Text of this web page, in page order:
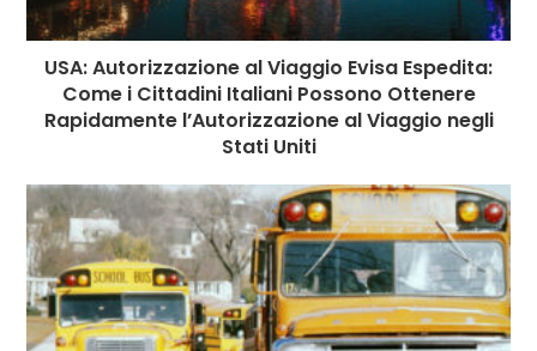
USA: Autorizzazione al Viaggio Evisa Espedita:
Come i Cittadini Italiani Possono Ottenere
Rapidamente l’Autorizzazione al Viaggio negli
Stati Uniti